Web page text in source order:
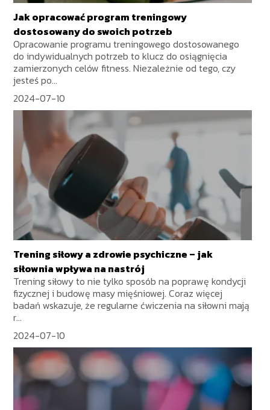
Jak opracować program treningowy
dostosowany do swoich potrzeb
Opracowanie programu treningowego dostosowanego
do indywidualnych potrzeb to klucz do osiągnięcia
zamierzonych celów fitness. Niezależnie od tego, czy
jesteś po...
2024-07-10
Trening siłowy a zdrowie psychiczne – jak
siłownia wpływa na nastrój
Trening siłowy to nie tylko sposób na poprawę kondycji
fizycznej i budowę masy mięśniowej. Coraz więcej
badań wskazuje, że regularne ćwiczenia na siłowni mają
r...
2024-07-10